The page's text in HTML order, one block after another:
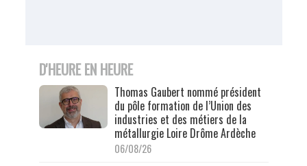
D'HEURE EN HEURE
Thomas Gaubert nommé président
du pôle formation de l’Union des
industries et des métiers de la
métallurgie Loire Drôme Ardèche
06/08/26